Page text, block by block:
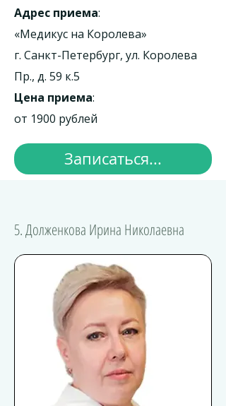
Адрес приема:
«Медикус на Королева»
г. Санкт-Петербург, ул. Королева
Пр., д. 59 к.5
Цена приема:
от 1900 рублей
Записаться...
5. Долженкова Ирина Николаевна